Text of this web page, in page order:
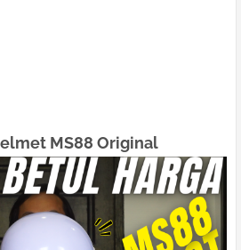
MS88 Original